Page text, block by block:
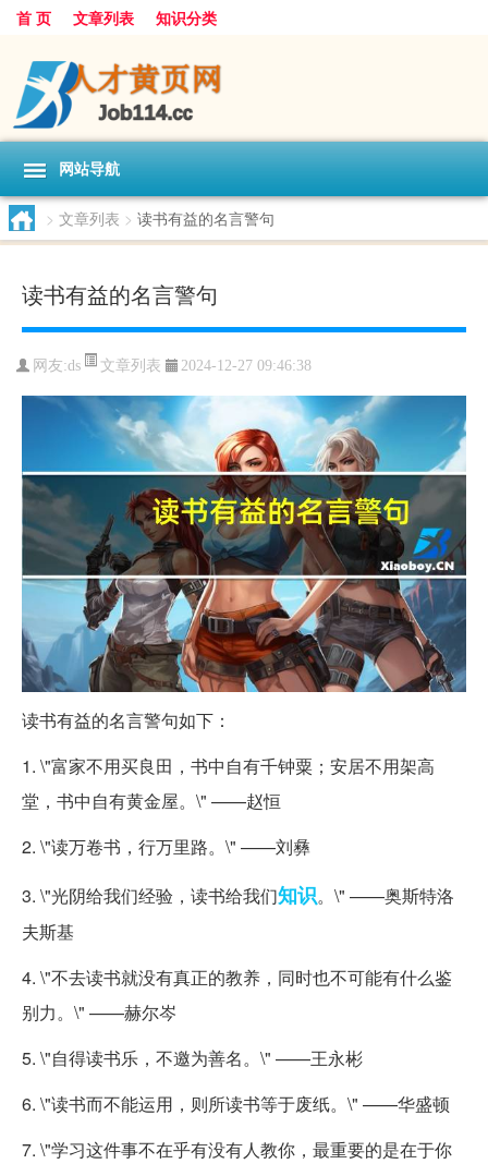
首 页 文章列表 知识分类
网站导航
> 文章列表 > 读书有益的名言警句
读书有益的名言警句
网友:ds 文章列表 2024-12-27 09:46:38
读书有益的名言警句如下：
1. \"富家不用买良田，书中自有千钟粟；安居不用架高
堂，书中自有黄金屋。\" ——赵恒
2. \"读万卷书，行万里路。\" ——刘彝
3. \"光阴给我们经验，读书给我们知识。\" ——奥斯特洛
夫斯基
4. \"不去读书就没有真正的教养，同时也不可能有什么鉴
别力。\" ——赫尔岑
5. \"自得读书乐，不邀为善名。\" ——王永彬
6. \"读书而不能运用，则所读书等于废纸。\" ——华盛顿
7. \"学习这件事不在乎有没有人教你，最重要的是在于你